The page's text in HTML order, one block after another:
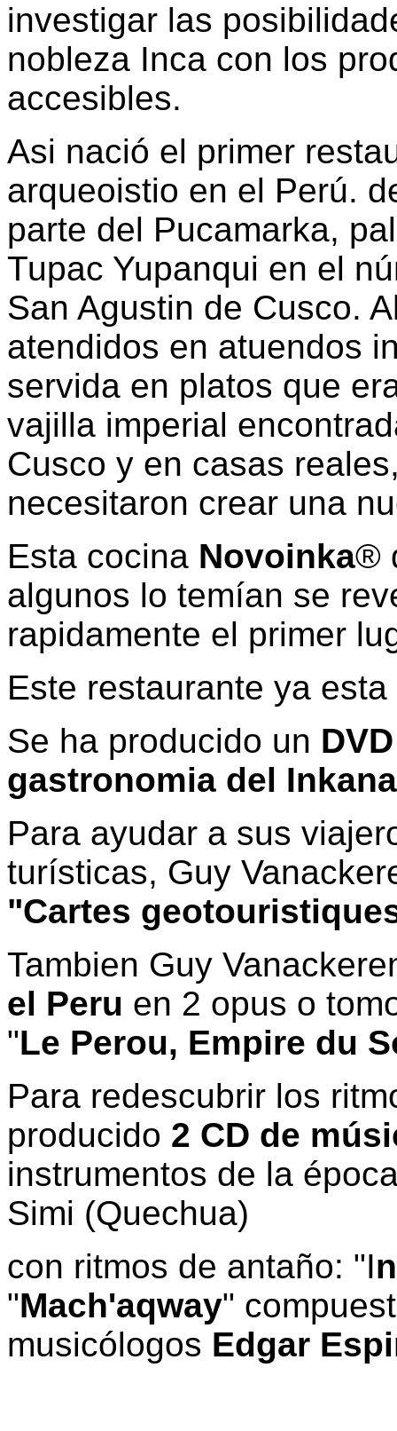
investigar las
nobleza Inca con los
accesibles.
Asi nació el primer
arqueoistio en el Perú.
parte del Pucamarka,
Tupac Yupanqui en el
San Agustin de Cusco.
atendidos en atuendos
servida en platos que
vajilla imperial
Cusco y en casas
necesitaron crear una
Esta cocina Novoinka®
algunos lo temían se
rapidamente el primer
Este restaurante ya
Se ha producido un DVD
gastronomia del
Para ayudar a sus
turísticas, Guy
"Cartes
Tambien Guy
el Peru en 2 opus o
"Le Perou, Empire du
Para redescubrir los
producido 2 CD de
instrumentos de la
Simi (Quechua)
con ritmos de antaño: "I
"Mach'aqway"
musicólogos Edgar